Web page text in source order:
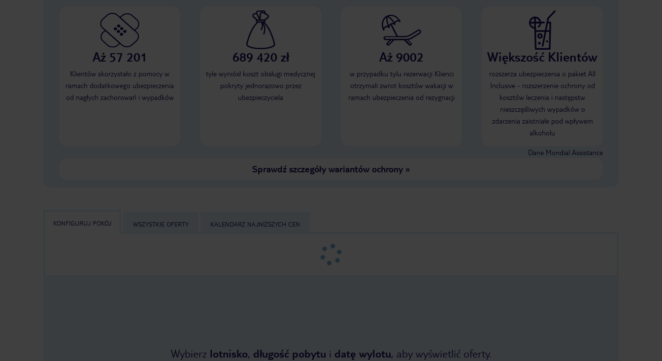
Aż 57 201
Klientów skorzystało z pomocy w
ramach dodatkowego ubezpieczenia
od nagłych zachorowań i wypadków
689 420 zł
tyle wyniósł koszt obsługi medycznej
pokryty jednorazowo przez
ubezpieczyciela
Aż 9002
w przypadku tylu rezerwacji Klienci
otrzymali zwrot kosztów wakacji w
ramach ubezpieczenia od rezygnacji
Większość Klientów
rozszerza ubezpieczenia o pakiet All
Inclusive - rozszerzenie ochrony od
kosztów leczenia i następstw
nieszczęśliwych wypadków o
zdarzenia zaistniałe pod wpływem
alkoholu
Dane Mondial Assistance
Sprawdź szczegóły wariantów ochrony»
KONFIGURUJ POKÓJ WSZYSTKIE OFERTY KALENDARZ NAJNIŻSZYCH CEN
Wybierz lotnisko, długość pobytu i datę wylotu, aby wyświetlić oferty.